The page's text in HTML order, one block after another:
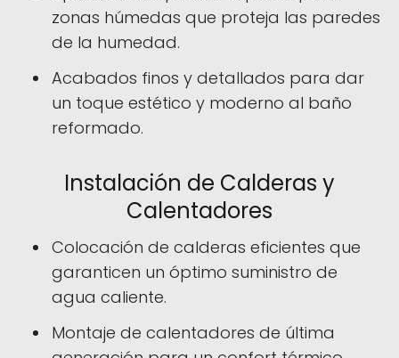
zonas húmedas que proteja las paredes
de la humedad.
Acabados finos y detallados para dar
un toque estético y moderno al baño
reformado.
Instalación de Calderas y
Calentadores
Colocación de calderas eficientes que
garanticen un óptimo suministro de
agua caliente.
Montaje de calentadores de última